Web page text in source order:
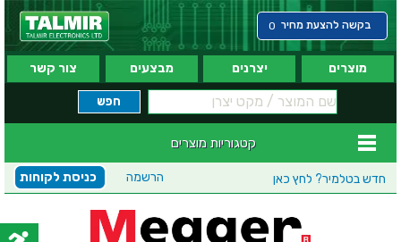
בקשה להצעת מחיר 0
מוצרים יצרנים מבצעים צור קשר
קטגוריות מוצרים
חדש בטלמיר? לחץ כאן כניסת לקוחות הרשמה